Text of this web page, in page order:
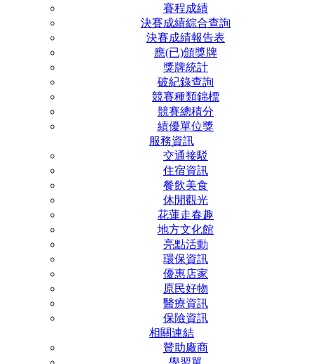
賽程成績
決賽成績綜合查詢
決賽成績報告表
應(已)頒獎牌
獎牌統計
破紀錄查詢
競賽種類錦標
競賽總積分
績優單位獎
服務資訊
交通接駁
住宿資訊
餐飲美食
休閒觀光
花蓮走春趣
地方文化館
亮點活動
環保資訊
優惠店家
原民好物
醫療資訊
保險資訊
相關連結
贊助廠商